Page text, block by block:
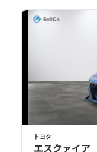
トヨタ
エスクァイア